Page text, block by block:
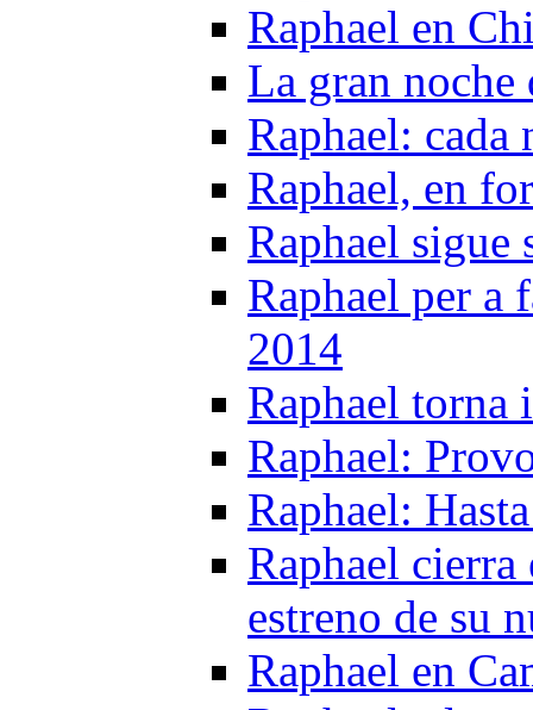
Raphael en
La gran
Raphael: cada
Raphael, en
Raphael sigue
Raphael per a
2014
Raphael torna
Raphael:
Raphael:
Raphael
estreno de su
Raphael en